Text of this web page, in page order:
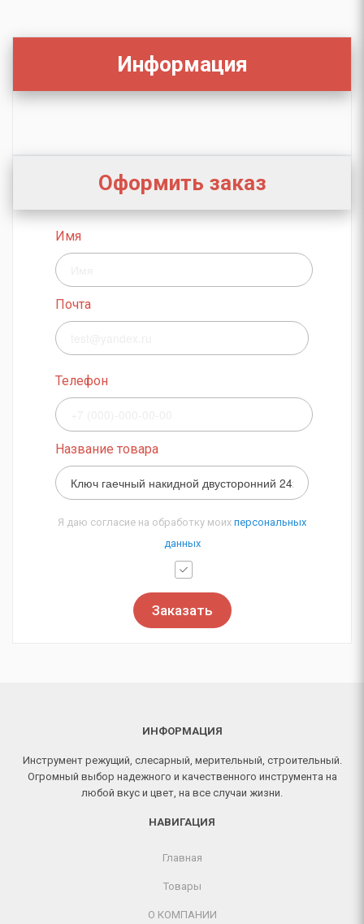
Информация
Оформить заказ
Имя
Почта
Телефон
Название товара
Я даю согласие на обработку моих персональных
данных
Заказать
ИНФОРМАЦИЯ
Инструмент режущий, слесарный, мерительный, строительный.
Огромный выбор надежного и качественного инструмента на
любой вкус и цвет, на все случаи жизни.
НАВИГАЦИЯ
Главная
Товары
О КОМПАНИИ